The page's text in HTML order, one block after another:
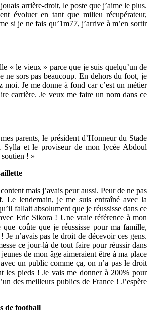
arrière-droit, le poste que j’aime le plus.
évoluer en tant que milieu récupérateur,
si je ne fais qu’1m77, j’arrive à m’en sortir
« le vieux » parce que je suis quelqu’un de
ne sors pas beaucoup. En dehors du foot, je
moi. Je me donne à fond car c’est un métier
carrière. Je veux me faire un nom dans ce
parents, le président d’Honneur du Stade
et le proviseur de mon lycée Abdoul
! »
mais j’avais peur aussi. Peur de ne pas
Le lendemain, je me suis entraîné avec la
fallait absolument que je réussisse dans ce
Eric Sikora ! Une vraie référence à mon
coûte que je réussisse pour ma famille,
n’avais pas le droit de décevoir ces gens.
ce jour-là de tout faire pour réussir dans
de mon âge aimeraient être à ma place
un public comme ça, on n’a pas le droit
les pieds ! Je vais me donner à 200% pour
des meilleurs publics de France ! J’espère
de football